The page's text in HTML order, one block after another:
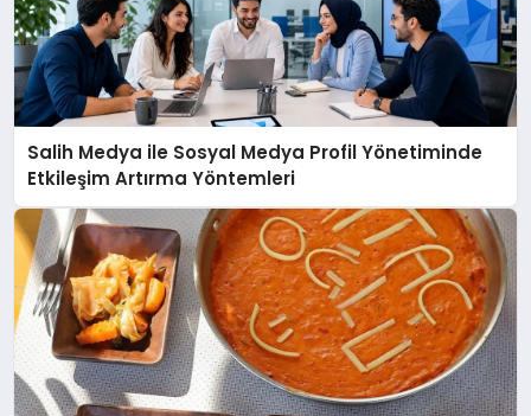
Salih Medya ile Sosyal Medya Profil Yönetiminde
Etkileşim Artırma Yöntemleri